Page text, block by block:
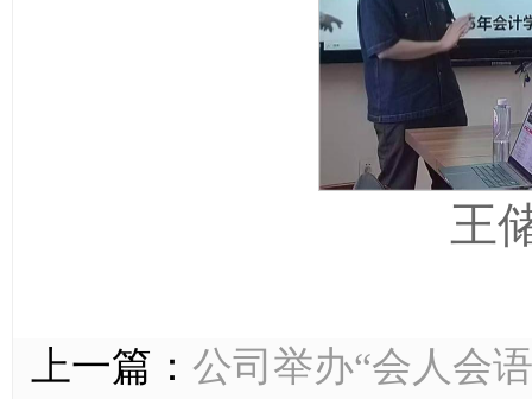
王
上一篇： 公司举办“会人会